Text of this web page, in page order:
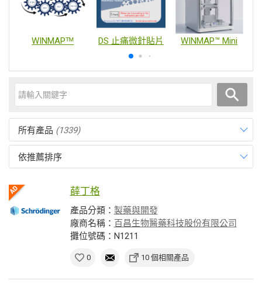
WINMAPᵀᴹ DS 止痛微針貼片 WINMAP™ Mini
所有產品 (1339)
依推薦排序
薛丁格
產品分類： 製藥與開發
廠商名稱： 百昌生物醫藥科技股份有限公司
攤位號碼：N1211
0 10 個相關產品